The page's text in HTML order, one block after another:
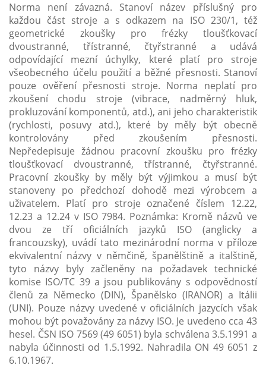
Norma není závazná. Stanoví název příslušný pro
každou část stroje a s odkazem na ISO 230/1, též
geometrické zkoušky pro frézky tloušťkovací
dvoustranné, třístranné, čtyřstranné a udává
odpovídající mezní úchylky, které platí pro stroje
všeobecného účelu použití a běžné přesnosti. Stanoví
pouze ověření přesnosti stroje. Norma neplatí pro
zkoušení chodu stroje (vibrace, nadměrný hluk,
prokluzování komponentů, atd.), ani jeho charakteristik
(rychlosti, posuvy atd.), které by měly být obecně
kontrolovány před zkoušením přesnosti.
Nepředepisuje žádnou pracovní zkoušku pro frézky
tloušťkovací dvoustranné, třístranné, čtyřstranné.
Pracovní zkoušky by měly být výjimkou a musí být
stanoveny po předchozí dohodě mezi výrobcem a
uživatelem. Platí pro stroje označené číslem 12.22,
12.23 a 12.24 v ISO 7984. Poznámka: Kromě názvů ve
dvou ze tří oficiálních jazyků ISO (anglicky a
francouzsky), uvádí tato mezinárodní norma v příloze
ekvivalentní názvy v němčině, španělštině a italštině,
tyto názvy byly začleněny na požadavek technické
komise ISO/TC 39 a jsou publikovány s odpovědností
členů za Německo (DIN), Španělsko (IRANOR) a Itálii
(UNI). Pouze názvy uvedené v oficiálních jazycích však
mohou být považovány za názvy ISO. Je uvedeno cca 43
hesel. ČSN ISO 7569 (49 6051) byla schválena 3.5.1991 a
nabyla účinnosti od 1.5.1992. Nahradila ON 49 6051 z
6.10.1967.